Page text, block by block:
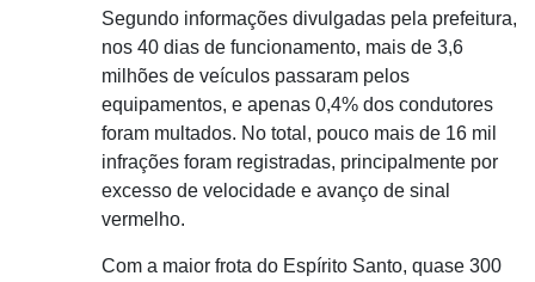
Segundo informações divulgadas pela prefeitura,
nos 40 dias de funcionamento, mais de 3,6
milhões de veículos passaram pelos
equipamentos, e apenas 0,4% dos condutores
foram multados. No total, pouco mais de 16 mil
infrações foram registradas, principalmente por
excesso de velocidade e avanço de sinal
vermelho.
Com a maior frota do Espírito Santo, quase 300